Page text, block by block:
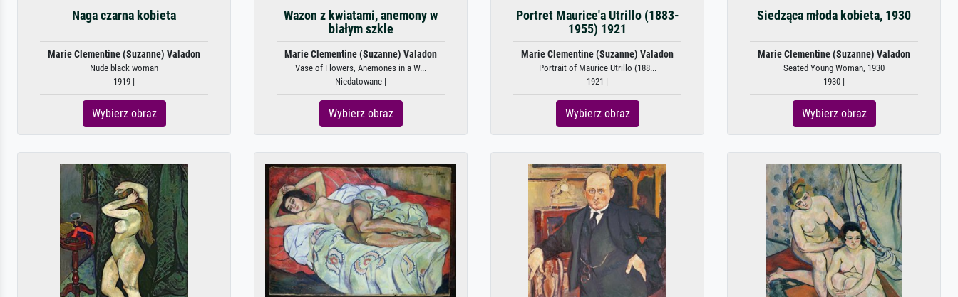
Naga czarna kobieta
Marie Clementine (Suzanne) Valadon
Nude black woman
1919 |
Wybierz obraz
Wazon z kwiatami, anemony w
białym szkle
Marie Clementine (Suzanne) Valadon
Vase of Flowers, Anemones in a W...
Niedatowane |
Wybierz obraz
Portret Maurice'a Utrillo (1883-
1955) 1921
Marie Clementine (Suzanne) Valadon
Portrait of Maurice Utrillo (188...
1921 |
Wybierz obraz
Siedząca młoda kobieta, 1930
Marie Clementine (Suzanne) Valadon
Seated Young Woman, 1930
1930 |
Wybierz obraz